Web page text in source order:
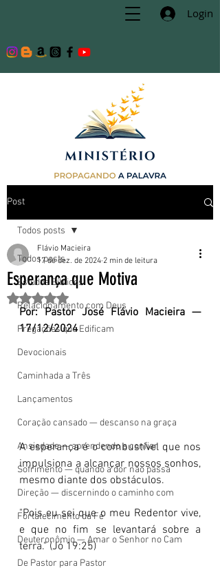
Login
Post
Todos posts
Estudos Bíblicos
Relacionamento com Deus
Pregações que Edificam
Devocionais
Caminhada a Três
Lançamentos
Coração cansado — descanso na graça
Ansiedade — aprendendo a confiar
Sofrimento — quando a dor não passa
Direção — discernindo o caminho com
Fortalecimento da Fé
Deuteronômio — Amar o Senhor no Cam
De Pastor para Pastor
Todos posts
Esperança que Motiva
Flávio Macieira
17 de dez. de 2024 2 min de leitura
Avaliado com NaN de 5 estrelas.
Por: Pastor José Flávio Macieira —
17/12/2024
A esperança é o combustível que nos
impulsiona a alcançar nossos sonhos,
mesmo diante dos obstáculos.
"Pois eu sei que o meu Redentor vive,
e que no fim se levantará sobre a
terra." (Jó 19:25)